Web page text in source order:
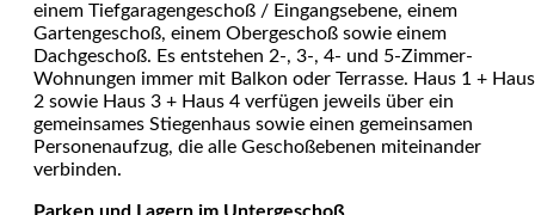
einem Tiefgaragengeschoß / Eingangsebene, einem
Gartengeschoß, einem Obergeschoß sowie einem
Dachgeschoß. Es entstehen 2-, 3-, 4- und 5-Zimmer-
Wohnungen immer mit Balkon oder Terrasse. Haus 1 + Haus
2 sowie Haus 3 + Haus 4 verfügen jeweils über ein
gemeinsames Stiegenhaus sowie einen gemeinsamen
Personenaufzug, die alle Geschoßebenen miteinander
verbinden.